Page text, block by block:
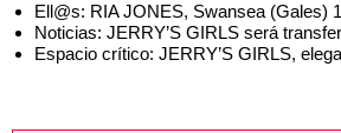
Ell@s: RIA JONES, Swansea (Gales)
Noticias: JERRY’S GIRLS será
Espacio crítico: JERRY’S GIRLS,